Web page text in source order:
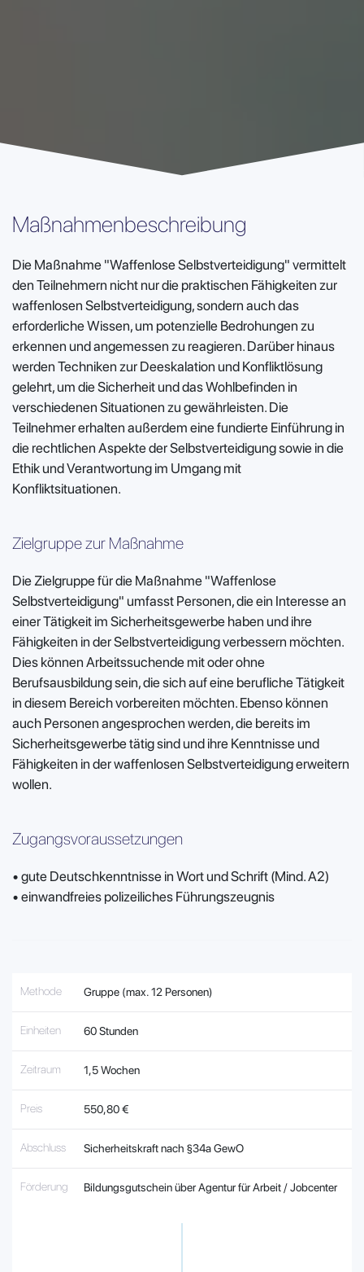
Maßnahmenbeschreibung
Die Maßnahme "Waffenlose Selbstverteidigung" vermittelt
den Teilnehmern nicht nur die praktischen Fähigkeiten zur
waffenlosen Selbstverteidigung, sondern auch das
erforderliche Wissen, um potenzielle Bedrohungen zu
erkennen und angemessen zu reagieren. Darüber hinaus
werden Techniken zur Deeskalation und Konfliktlösung
gelehrt, um die Sicherheit und das Wohlbefinden in
verschiedenen Situationen zu gewährleisten. Die
Teilnehmer erhalten außerdem eine fundierte Einführung in
die rechtlichen Aspekte der Selbstverteidigung sowie in die
Ethik und Verantwortung im Umgang mit
Konfliktsituationen.
Zielgruppe zur Maßnahme
Die Zielgruppe für die Maßnahme "Waffenlose
Selbstverteidigung" umfasst Personen, die ein Interesse an
einer Tätigkeit im Sicherheitsgewerbe haben und ihre
Fähigkeiten in der Selbstverteidigung verbessern möchten.
Dies können Arbeitssuchende mit oder ohne
Berufsausbildung sein, die sich auf eine berufliche Tätigkeit
in diesem Bereich vorbereiten möchten. Ebenso können
auch Personen angesprochen werden, die bereits im
Sicherheitsgewerbe tätig sind und ihre Kenntnisse und
Fähigkeiten in der waffenlosen Selbstverteidigung erweitern
wollen.
Zugangsvoraussetzungen
• gute Deutschkenntnisse in Wort und Schrift (Mind. A2)
• einwandfreies polizeiliches Führungszeugnis
Methode Gruppe (max. 12 Personen)
Einheiten 60 Stunden
Zeitraum 1,5 Wochen
Preis 550,80 €
Abschluss Sicherheitskraft nach §34a GewO
Förderung Bildungsgutschein über Agentur für Arbeit / Jobcenter